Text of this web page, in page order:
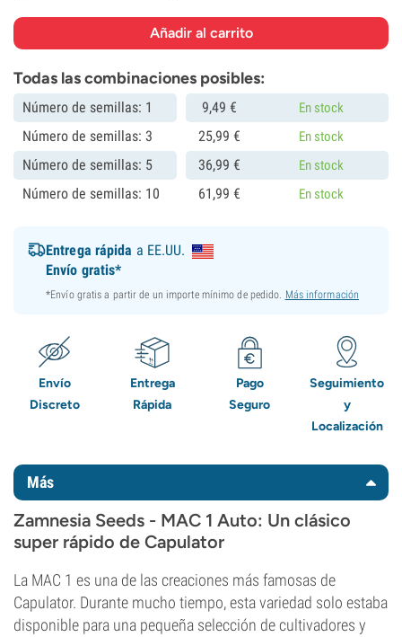
Todas las combinaciones posibles:
Número de semillas: 1 9,49 € En stock
Número de semillas: 3 25,99 € En stock
Número de semillas: 5 36,99 € En stock
Número de semillas: 10 61,99 € En stock
Entrega rápida a EE.UU.
Envío gratis*
*Envío gratis a partir de un importe mínimo de pedido. Más información
Envío
Discreto
Entrega
Rápida
Pago
Seguro
Seguimiento
y
Localización
Más
Zamnesia Seeds - MAC 1 Auto: Un clásico
super rápido de Capulator
La MAC 1 es una de las creaciones más famosas de
Capulator. Durante mucho tiempo, esta variedad solo estaba
disponible para una pequeña selección de cultivadores y